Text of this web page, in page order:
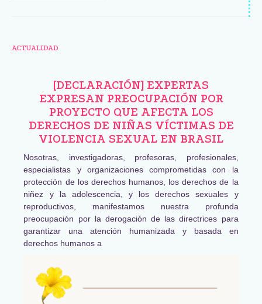
ACTUALIDAD
[DECLARACIÓN] EXPERTAS
EXPRESAN PREOCUPACIÓN POR
PROYECTO QUE AFECTA LOS
DERECHOS DE NIÑAS VÍCTIMAS DE
VIOLENCIA SEXUAL EN BRASIL
Nosotras, investigadoras, profesoras, profesionales,
especialistas y organizaciones comprometidas con la
protección de los derechos humanos, los derechos de la
niñez y la adolescencia, y los derechos sexuales y
reproductivos, manifestamos nuestra profunda
preocupación por la derogación de las directrices para
garantizar una atención humanizada y basada en
derechos humanos a